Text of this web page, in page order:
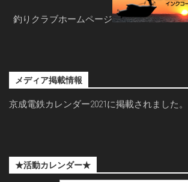
釣りクラブホームページ
メディア掲載情報
京成電鉄カレンダー2021に掲載されました。
★活動カレンダー★